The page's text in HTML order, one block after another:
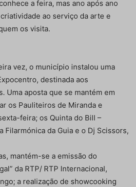
a feira, mas ano após ano
ao serviço da arte e
os visita.
vez, o município instalou uma
destinada aos
Uma aposta que se mantém em
os Pauliteiros de Miranda e
feira; os Quinta do Bill –
Filarmónica da Guia e o Dj Scissors,
mantém-se a emissão do
da RTP/ RTP Internacional,
a realização de showcooking